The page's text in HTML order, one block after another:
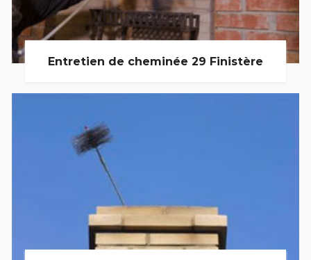
Entretien de cheminée 29 Finistère